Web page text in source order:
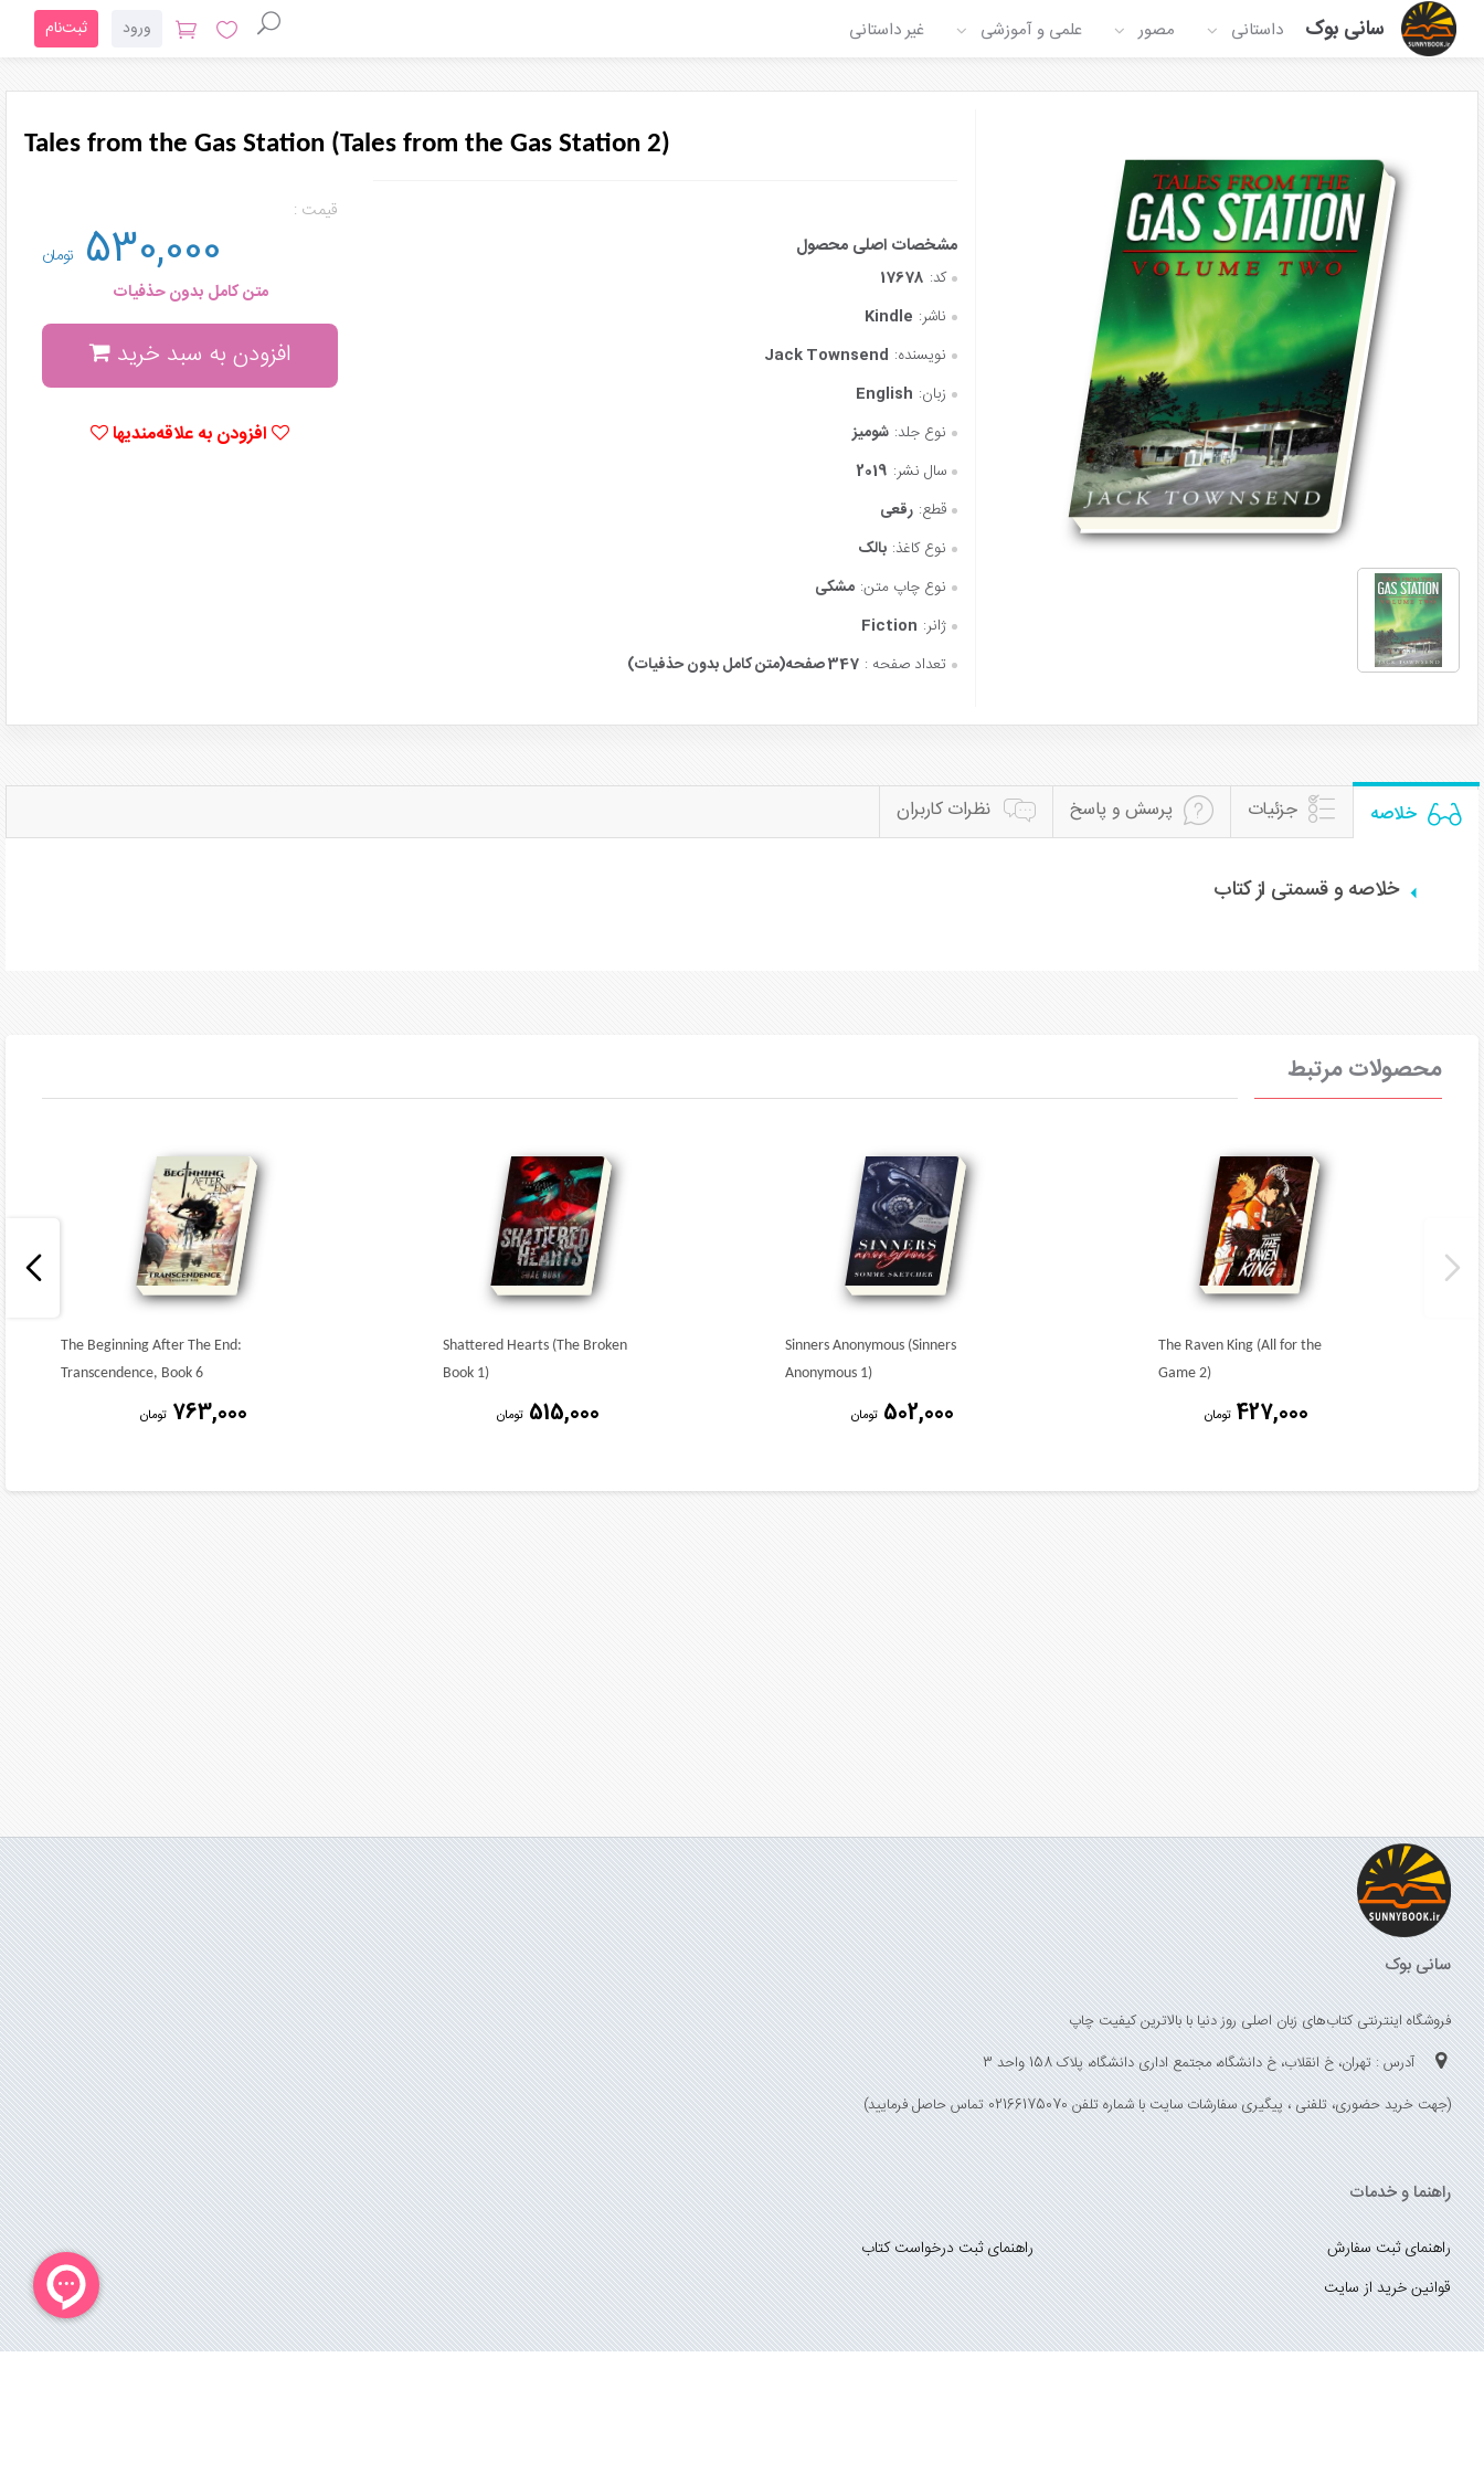
سانی بوک داستانی مصور علمی و آموزشی غیر داستانی ورود ثبت‌نام
Tales from the Gas Station (Tales from the Gas Station 2)
کد: 17678
ناشر: Kindle
نویسنده: Jack Townsend
زبان: English
نوع جلد: شومیز
سال نشر: 2019
قطع: رقعی
نوع کاغذ: بالک
نوع چاپ متن: مشکی
ژانر: Fiction
تعداد صفحه : 347 صفحه(متن کامل بدون حذفیات)
قیمت :
530,000 تومان
متن کامل بدون حذفیات
افزودن به سبد خرید
افزودن به علاقه‌مندیها
خلاصه جزئیات پرسش و پاسخ نظرات کاربران
خلاصه و قسمتی از کتاب
محصولات مرتبط
The Raven King (All for the
Game 2)
427,000 تومان
Sinners Anonymous (Sinners
Anonymous 1)
502,000 تومان
Shattered Hearts (The Broken
Book 1)
515,000 تومان
The Beginning After The End:
Transcendence, Book 6
763,000 تومان
سانی بوک
فروشگاه اینترنتی کتاب‌های زبان اصلی روز دنیا با بالاترین کیفیت چاپ
آدرس : تهران، خ انقلاب، خ دانشگاه، مجتمع اداری دانشگاه، پلاک 158 واحد 3
(جهت خرید حضوری، تلفنی ، پیگیری سفارشات سایت با شماره تلفن 02166175070 تماس حاصل فرمایید)
راهنما و خدمات
راهنمای ثبت سفارش
راهنمای ثبت درخواست کتاب
قوانین خرید از سایت
_